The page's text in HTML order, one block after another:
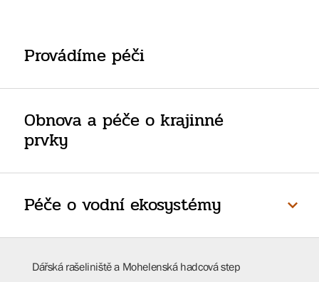
Provádíme péči
Obnova a péče o krajinné
prvky
Péče o vodní ekosystémy
Dářská rašeliniště a Mohelenská hadcová step